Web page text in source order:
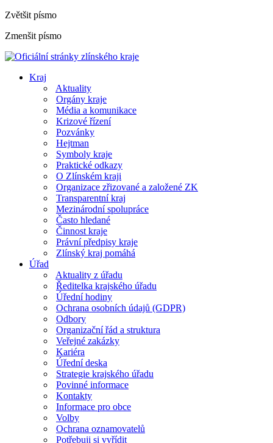
Zvětšit písmo
Zmenšit písmo
Kraj
Aktuality
Orgány kraje
Média a komunikace
Krizové řízení
Pozvánky
Hejtman
Symboly kraje
Praktické odkazy
O Zlínském kraji
Organizace zřizované a založené ZK
Transparentní kraj
Mezinárodní spolupráce
Často hledané
Činnost kraje
Právní předpisy kraje
Zlínský kraj pomáhá
Úřad
Aktuality z úřadu
Ředitelka krajského úřadu
Úřední hodiny
Ochrana osobních údajů (GDPR)
Odbory
Organizační řád a struktura
Veřejné zakázky
Kariéra
Úřední deska
Strategie krajského úřadu
Povinné informace
Kontakty
Informace pro obce
Volby
Ochrana oznamovatelů
Potřebuji si vyřídit